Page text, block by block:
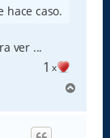
hace caso.
ver ...
1 x
r